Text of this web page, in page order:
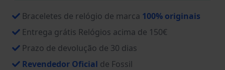
Braceletes de relógio de marca 100% originais
Entrega grátis Relógios acima de 150€
Prazo de devolução de 30 dias
Revendedor Oficial de Fossil